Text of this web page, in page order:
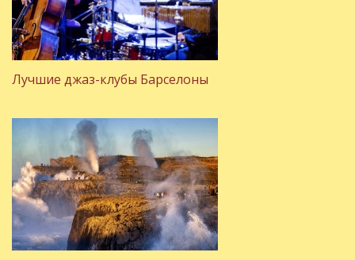
Лучшие джаз-клубы Барселоны